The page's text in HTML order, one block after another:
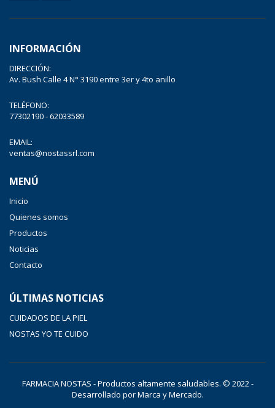
INFORMACIÓN
DIRECCIÓN:
Av. Bush Calle 4 N° 3190 entre 3er y 4to anillo
TELÉFONO:
77302190 - 62033589
EMAIL:
ventas@nostassrl.com
MENÚ
Inicio
Quienes somos
Productos
Noticias
Contacto
ÚLTIMAS NOTICIAS
CUIDADOS DE LA PIEL
NOSTAS YO TE CUIDO
FARMACIA NOSTAS - Productos altamente saludables. © 2022 -
Desarrollado porMarca y Mercado.